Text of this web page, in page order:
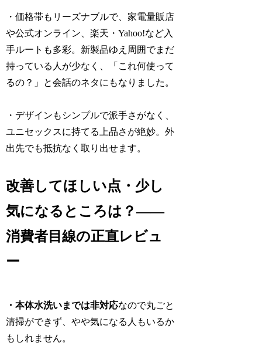
・価格帯もリーズナブルで、家電量販店
や公式オンライン、楽天・Yahoo!など入
手ルートも多彩。新製品ゆえ周囲でまだ
持っている人が少なく、「これ何使って
るの？」と会話のネタにもなりました。
・デザインもシンプルで派手さがなく、
ユニセックスに持てる上品さが絶妙。外
出先でも抵抗なく取り出せます。
改善してほしい点・少し
気になるところは？——
消費者目線の正直レビュ
ー
・本体水洗いまでは非対応なので丸ごと
清掃ができず、やや気になる人もいるか
もしれません。